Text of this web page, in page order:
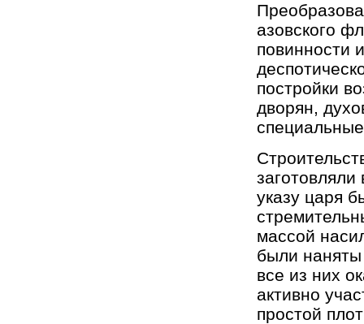
азовского
повинности
постройки
дворян,
указу царя
массой
были наняты
все из них
активно
простой